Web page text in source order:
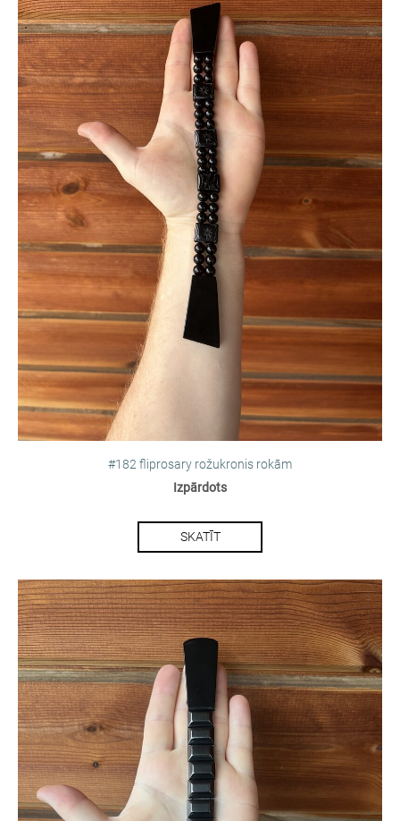
#182 fliprosary rožukronis rokām
Izpārdots
SKATĪT